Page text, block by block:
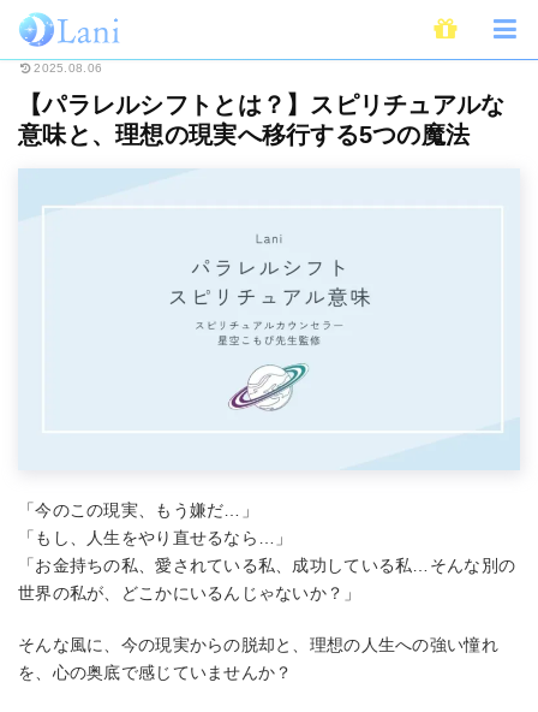
ホーム スピリチュアル 【パラレルシフトとは？】スピリチュアルな意味
2025.08.06
【パラレルシフトとは？】スピリチュアルな
意味と、理想の現実へ移行する5つの魔法
「今のこの現実、もう嫌だ…」
「もし、人生をやり直せるなら…」
「お金持ちの私、愛されている私、成功している私…そんな別の
世界の私が、どこかにいるんじゃないか？」
そんな風に、今の現実からの脱却と、理想の人生への強い憧れ
を、心の奥底で感じていませんか？